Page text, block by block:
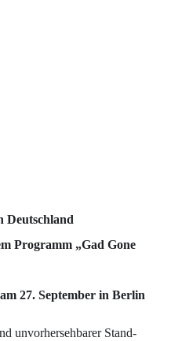
Deutschland
Programm „Gad Gone
27. September in Berlin
unvorhersehbarer Stand-